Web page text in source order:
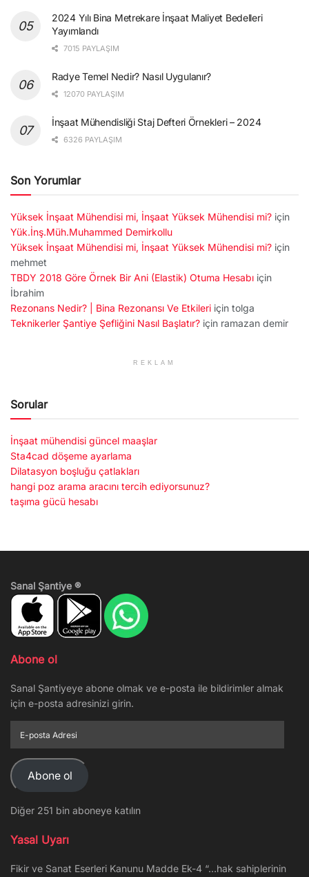
2024 Yılı Bina Metrekare İnşaat Maliyet Bedelleri
Yayımlandı
7015 PAYLAŞIM
Radye Temel Nedir? Nasıl Uygulanır?
12070 PAYLAŞIM
İnşaat Mühendisliği Staj Defteri Örnekleri – 2024
6326 PAYLAŞIM
Son Yorumlar
Yüksek İnşaat Mühendisi mi, İnşaat Yüksek Mühendisi mi? için
Yük.İnş.Müh.Muhammed Demirkollu
Yüksek İnşaat Mühendisi mi, İnşaat Yüksek Mühendisi mi? için
mehmet
TBDY 2018 Göre Örnek Bir Ani (Elastik) Otuma Hesabı için
İbrahim
Rezonans Nedir? | Bina Rezonansı Ve Etkileri için tolga
Teknikerler Şantiye Şefliğini Nasıl Başlatır? için ramazan demir
REKLAM
Sorular
İnşaat mühendisi güncel maaşlar
Sta4cad döşeme ayarlama
Dilatasyon boşluğu çatlakları
hangi poz arama aracını tercih ediyorsunuz?
taşıma gücü hesabı
Sanal Şantiye ®
Abone ol
Sanal Şantiyeye abone olmak ve e-posta ile bildirimler almak
için e-posta adresinizi girin.
posta
Adresi
Abone ol
Diğer 251 bin aboneye katılın
Yasal Uyarı
Fikir ve Sanat Eserleri Kanunu Madde Ek-4 “…hak sahiplerinin